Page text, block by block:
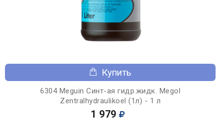
Купить
6304 Meguin Синт-ая гидр.жидк. Megol
Zentralhydraulikoel (1л) - 1 л
1 979